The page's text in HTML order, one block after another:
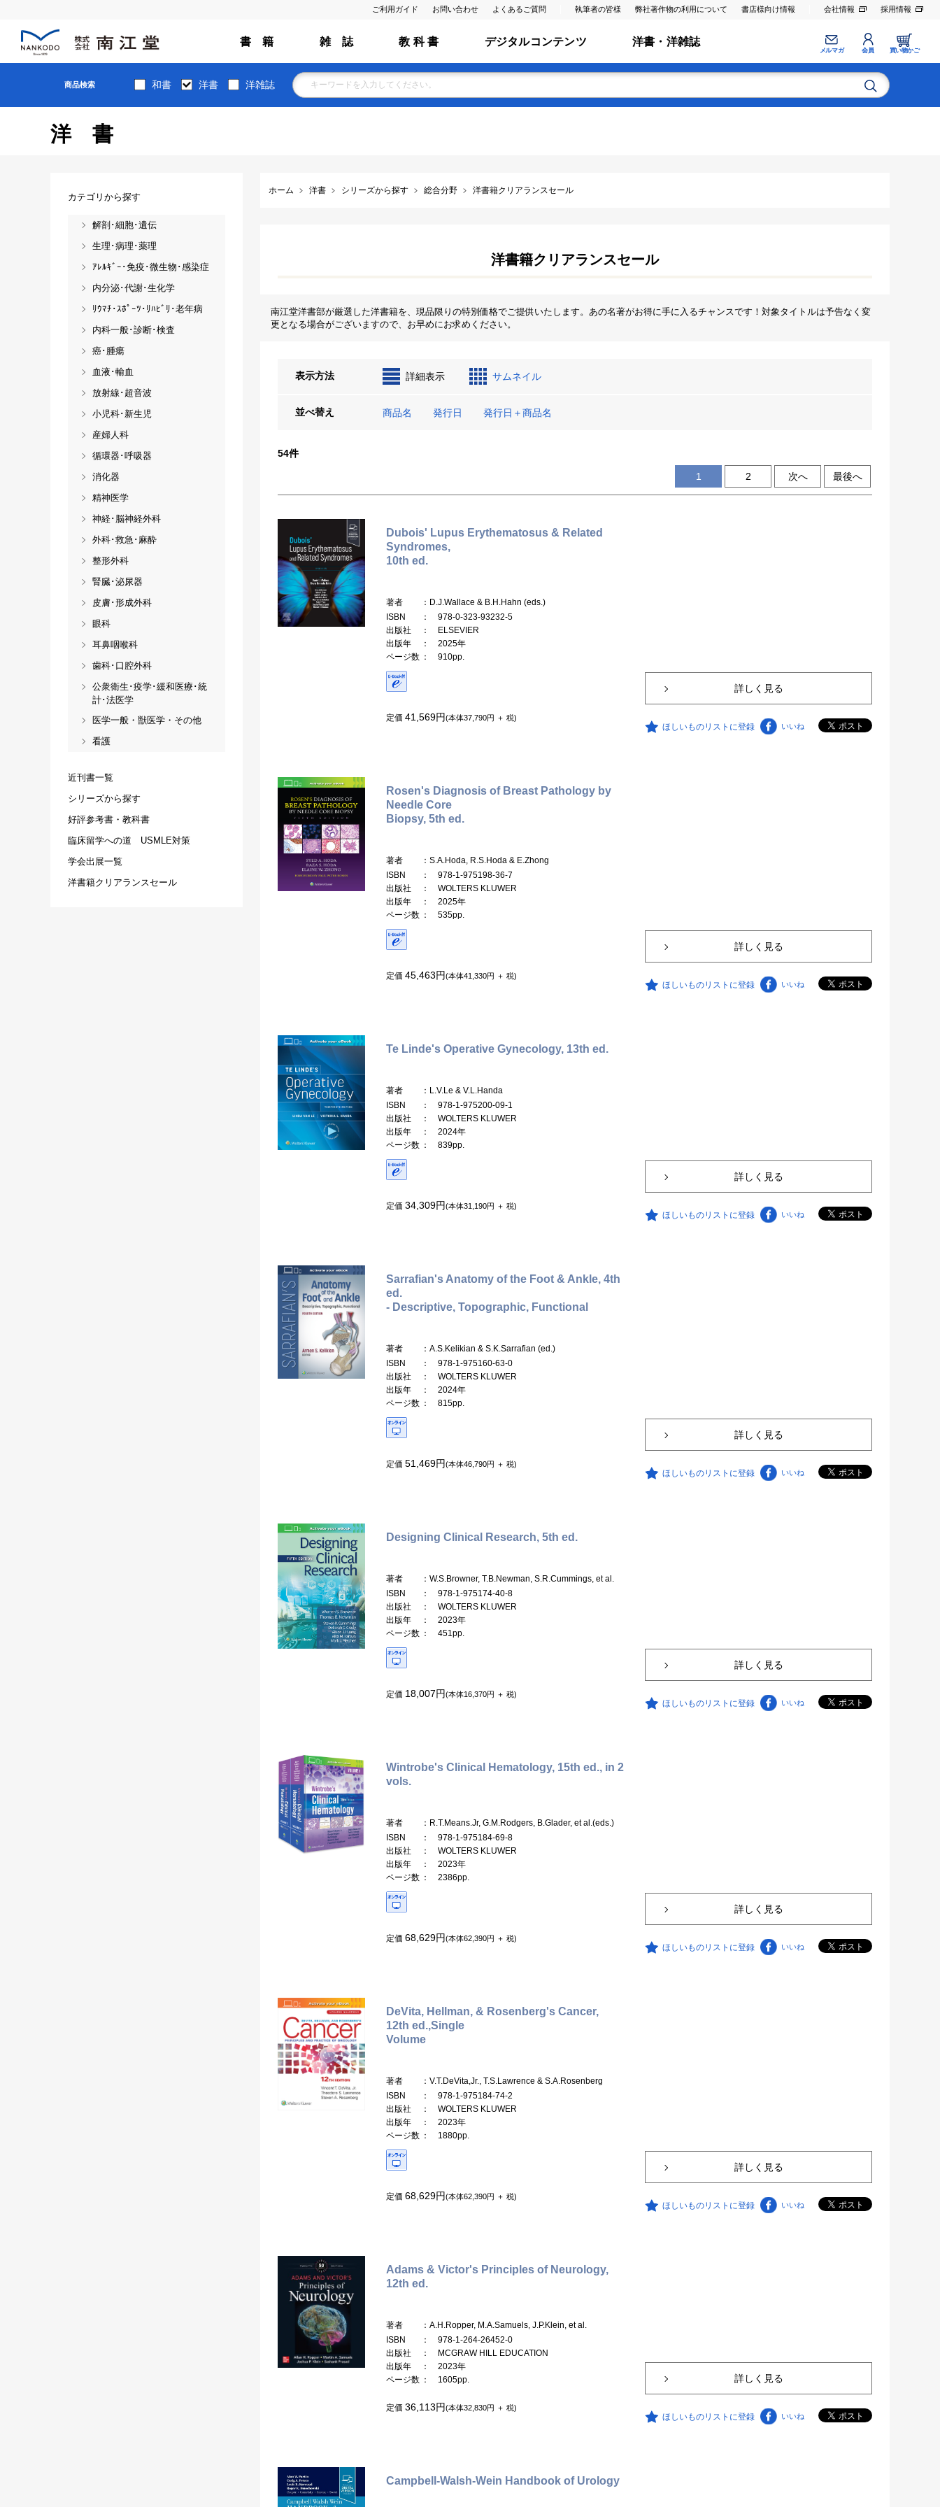
ご利用ガイド お問い合わせ よくあるご質問 執筆者の皆様 弊社著作物の利用について 書店様向け情報 会社情報 採用情報
書 籍 雑 誌 教 科 書 デジタルコンテンツ 洋書・洋雑誌
メルマガ 会員 買い物かご
商品検索 和書 洋書 洋雑誌
洋書
ホーム 洋書 シリーズから探す 総合分野 洋書籍クリアランスセール
洋書籍クリアランスセール
南江堂洋書部が厳選した洋書籍を、現品限りの特別価格でご提供いたします。あの名著がお得に手に入るチャンスです！対象タイトルは予告なく変
更となる場合がございますので、お早めにお求めください。
表示方法 詳細表示 サムネイル
並べ替え 商品名 発行日 発行日＋商品名
54件
1 2 次へ 最後へ
Dubois' Lupus Erythematosus & Related
Syndromes,
10th ed.
著者
：D.J.Wallace & B.H.Hahn (eds.)
ISBN
： 978-0-323-93232-5
出版社
： ELSEVIER
出版年
： 2025年
ページ数 ： 910pp.
定価 41,569円(本体37,790円 ＋ 税)
詳しく見る
ほしいものリストに登録 いいね
Rosen's Diagnosis of Breast Pathology by
Needle Core
Biopsy, 5th ed.
著者
：S.A.Hoda, R.S.Hoda & E.Zhong
ISBN
： 978-1-975198-36-7
出版社
： WOLTERS KLUWER
出版年
： 2025年
ページ数 ： 535pp.
定価 45,463円(本体41,330円 ＋ 税)
詳しく見る
ほしいものリストに登録 いいね
Te Linde's Operative Gynecology, 13th ed.
著者
：L.V.Le & V.L.Handa
ISBN
： 978-1-975200-09-1
出版社
： WOLTERS KLUWER
出版年
： 2024年
ページ数 ： 839pp.
定価 34,309円(本体31,190円 ＋ 税)
詳しく見る
ほしいものリストに登録 いいね
Sarrafian's Anatomy of the Foot & Ankle, 4th
ed.
- Descriptive, Topographic, Functional
著者
：A.S.Kelikian & S.K.Sarrafian (ed.)
ISBN
： 978-1-975160-63-0
出版社
： WOLTERS KLUWER
出版年
： 2024年
ページ数 ： 815pp.
定価 51,469円(本体46,790円 ＋ 税)
詳しく見る
ほしいものリストに登録 いいね
Designing Clinical Research, 5th ed.
著者
：W.S.Browner, T.B.Newman, S.R.Cummings, et al.
ISBN
： 978-1-975174-40-8
出版社
： WOLTERS KLUWER
出版年
： 2023年
ページ数 ： 451pp.
定価 18,007円(本体16,370円 ＋ 税)
詳しく見る
ほしいものリストに登録 いいね
Wintrobe's Clinical Hematology, 15th ed., in 2
vols.
著者
：R.T.Means.Jr, G.M.Rodgers, B.Glader, et al.(eds.)
ISBN
： 978-1-975184-69-8
出版社
： WOLTERS KLUWER
出版年
： 2023年
ページ数 ： 2386pp.
定価 68,629円(本体62,390円 ＋ 税)
詳しく見る
ほしいものリストに登録 いいね
DeVita, Hellman, & Rosenberg's Cancer,
12th ed.,Single
Volume
著者
：V.T.DeVita,Jr., T.S.Lawrence & S.A.Rosenberg
ISBN
： 978-1-975184-74-2
出版社
： WOLTERS KLUWER
出版年
： 2023年
ページ数 ： 1880pp.
定価 68,629円(本体62,390円 ＋ 税)
詳しく見る
ほしいものリストに登録 いいね
Adams & Victor's Principles of Neurology,
12th ed.
著者
：A.H.Ropper, M.A.Samuels, J.P.Klein, et al.
ISBN
： 978-1-264-26452-0
出版社
： MCGRAW HILL EDUCATION
出版年
： 2023年
ページ数 ： 1605pp.
定価 36,113円(本体32,830円 ＋ 税)
詳しく見る
ほしいものリストに登録 いいね
Campbell-Walsh-Wein Handbook of Urology
カテゴリから探す
解剖･細胞･遺伝
生理･病理･薬理
ｱﾚﾙｷﾞｰ･免疫･微生物･感染症
内分泌･代謝･生化学
ﾘｳﾏﾁ･ｽﾎﾟｰﾂ･ﾘﾊﾋﾞﾘ･老年病
内科一般･診断･検査
癌･腫瘍
血液･輸血
放射線･超音波
小児科･新生児
産婦人科
循環器･呼吸器
消化器
精神医学
神経･脳神経外科
外科･救急･麻酔
整形外科
腎臓･泌尿器
皮膚･形成外科
眼科
耳鼻咽喉科
歯科･口腔外科
公衆衛生･疫学･緩和医療･統
計･法医学
医学一般・獣医学・その他
看護
近刊書一覧
シリーズから探す
好評参考書・教科書
臨床留学への道 USMLE対策
学会出展一覧
洋書籍クリアランスセール